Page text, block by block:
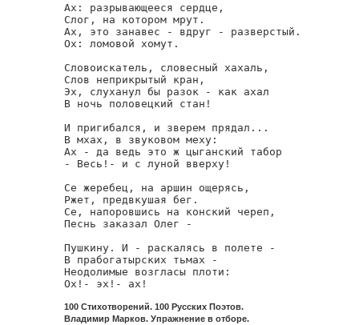
Ах: разрывающееся сердце,
Слог, на котором мрут.
Ах, это занавес - вдруг - разверстый.
Ох: ломовой хомут.
Словоискатель, словесный хахаль,
Слов неприкрытый кран,
Эх, слуханул бы разок - как ахал
В ночь половецкий стан!
И пригибался, и зверем прядал...
В мхах, в звуковом меху:
Ах - да ведь это ж цыганский табор
- Весь!- и с луной вверху!
Се жеребец, на аршин ощерясь,
Ржет, предвкушая бег.
Се, напоровшись на конский череп,
Песнь заказал Олег -
Пушкину. И - раскалясь в полете -
В прабогатырских тьмах -
Неодолимые возгласы плоти:
Ох!- эх!- ах!
100 Стихотворений. 100 Русских Поэтов.
Владимир Марков. Упражнение в отборе.